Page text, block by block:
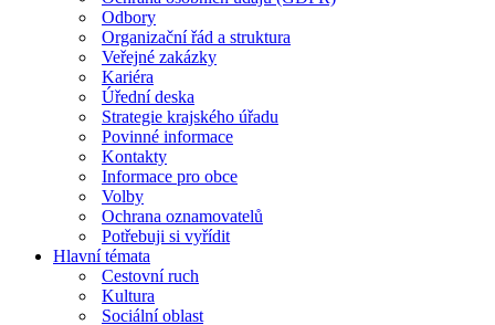
Odbory
Organizační řád a struktura
Veřejné zakázky
Kariéra
Úřední deska
Strategie krajského úřadu
Povinné informace
Kontakty
Informace pro obce
Volby
Ochrana oznamovatelů
Potřebuji si vyřídit
Hlavní témata
Cestovní ruch
Kultura
Sociální oblast